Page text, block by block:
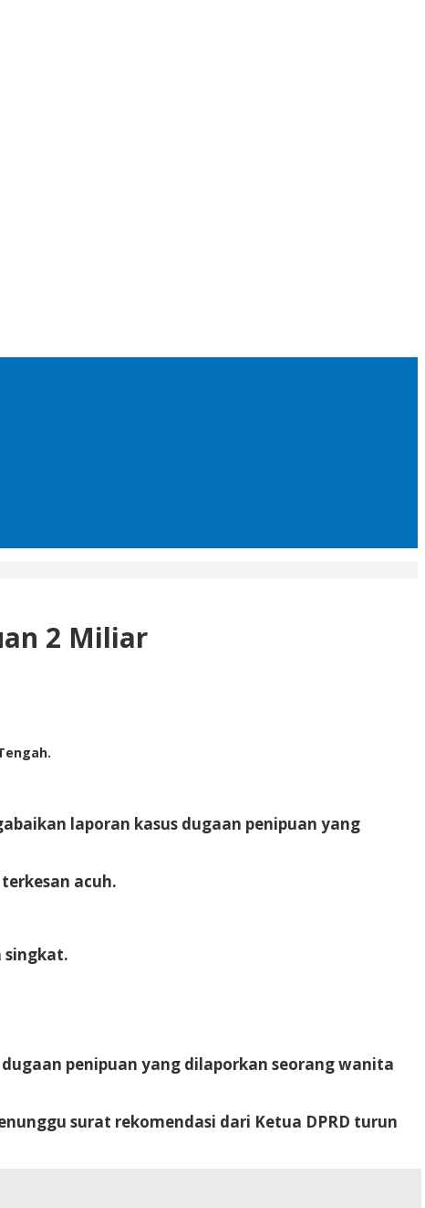
2 Miliar
laporan kasus dugaan penipuan yang
acuh.
singkat.
penipuan yang dilaporkan seorang wanita
surat rekomendasi dari Ketua DPRD turun